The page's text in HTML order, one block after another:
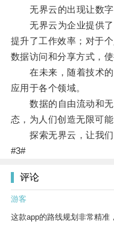
无界云的出现让数字
无界云为企业提供了
提升了工作效率；对于
数据访问和分享方式，使
在未来，随着技术的
应用于各个领域。
数据的自由流动和无
态，为人们创造无限可能
探索无界云，让我们
#3#
评论
游客
这款app的路线规划非常精准